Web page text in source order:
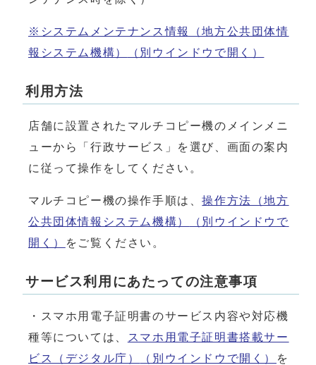
※システムメンテナンス情報（地方公共団体情
報システム機構）
（別ウインドウで開く）
利用方法
店舗に設置されたマルチコピー機のメインメニ
ューから「行政サービス」を選び、画面の案内
に従って操作をしてください。
マルチコピー機の操作手順は、操作方法（地方
公共団体情報システム機構）
（別ウインドウで
開く）
をご覧ください。
サービス利用にあたっての注意事項
・スマホ用電子証明書のサービス内容や対応機
種等については、
スマホ用電子証明書搭載サー
ビス（デジタル庁）
（別ウインドウで開く）
を